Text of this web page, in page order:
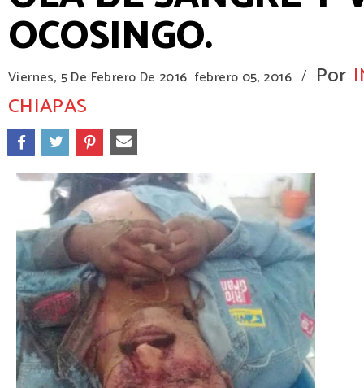
OCOSINGO.
Viernes, 5 De Febrero De 2016 febrero 05, 2016 / Por
CHIAPAS